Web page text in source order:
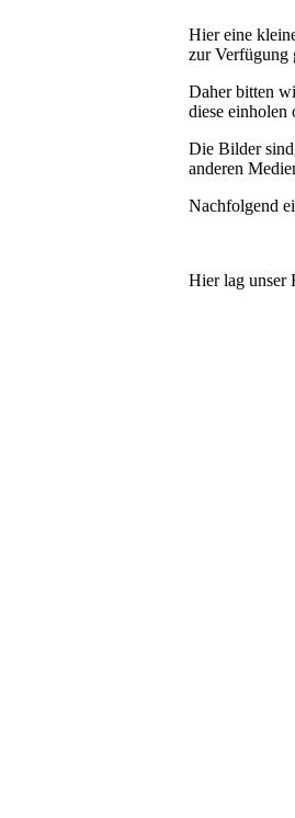
Hier eine
zur Verfügung
Daher bitten
diese einholen
Die Bilder
anderen
Nachfolgend
Hier lag unser